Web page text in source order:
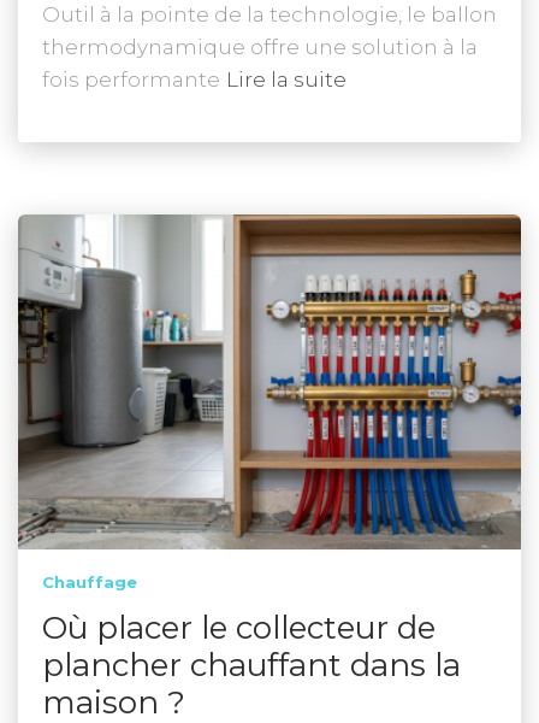
Outil à la pointe de la technologie, le ballon
thermodynamique offre une solution à la
fois performante Lire la suite
Chauffage
Où placer le collecteur de
plancher chauffant dans la
maison ?